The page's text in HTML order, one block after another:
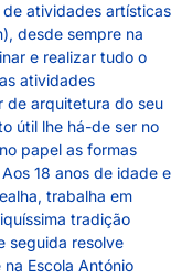
atividades artísticas
desde sempre na
e realizar tudo o
atividades
de arquitetura do seu
útil lhe há-de ser no
papel as formas
18 anos de idade e
trabalha em
tradição
seguida resolve
Escola António